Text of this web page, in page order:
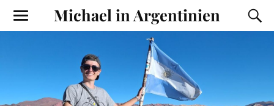
Michael in Argentinien